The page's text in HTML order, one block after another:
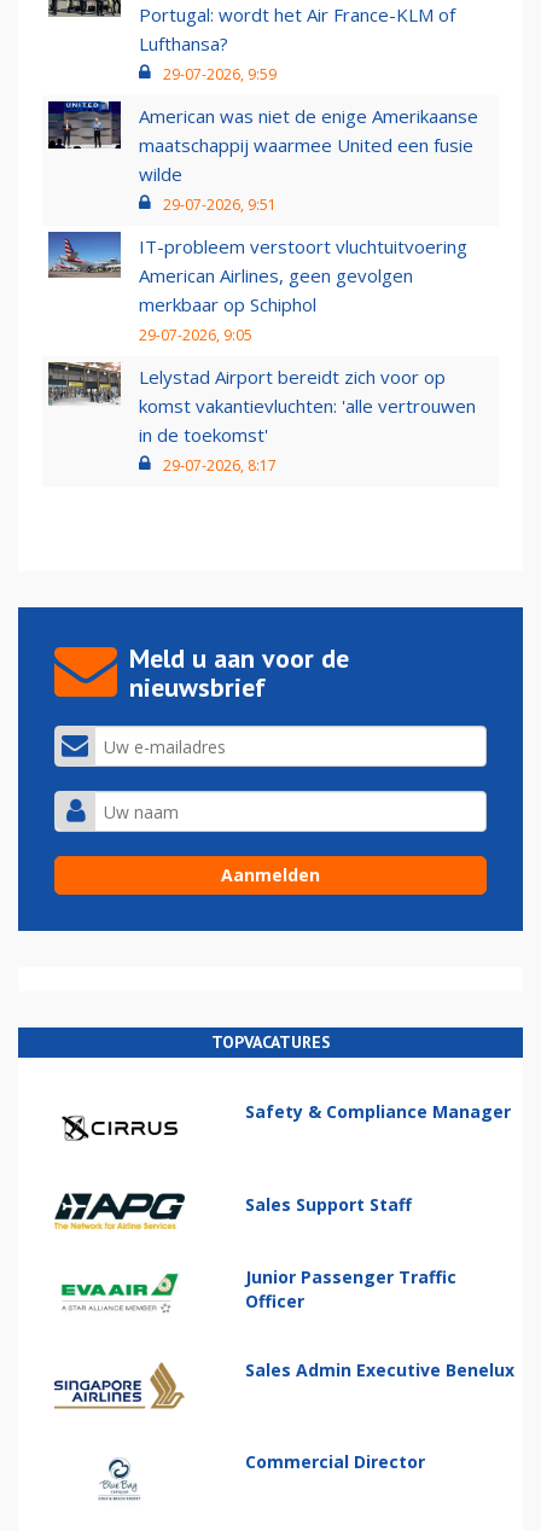
Portugal: wordt het Air France-KLM of
Lufthansa?
29-07-2026, 9:59
American was niet de enige Amerikaanse
maatschappij waarmee United een fusie
wilde
29-07-2026, 9:51
IT-probleem verstoort vluchtuitvoering
American Airlines, geen gevolgen
merkbaar op Schiphol
29-07-2026, 9:05
Lelystad Airport bereidt zich voor op
komst vakantievluchten: 'alle vertrouwen
in de toekomst'
29-07-2026, 8:17
Meld u aan voor de
nieuwsbrief
TOPVACATURES
Safety & Compliance Manager
Sales Support Staff
Junior Passenger Traffic
Officer
Sales Admin Executive Benelux
Commercial Director